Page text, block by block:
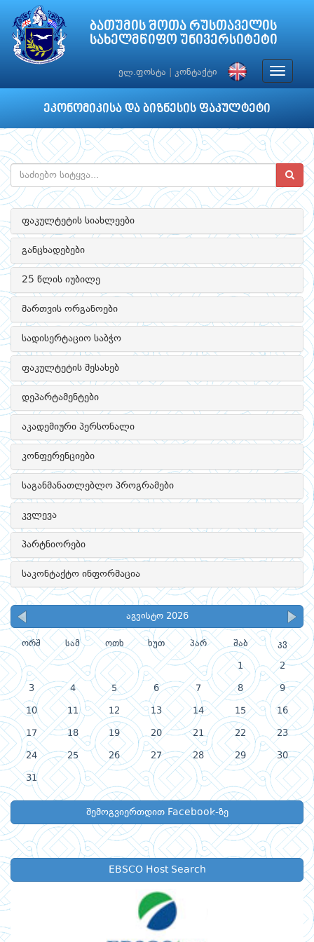
ბათუმის შოთა რუსთაველის
სახელმწიფო უნივერსიტეტი
ელ.ფოსტა კონტაქტი
Toggle
ეკონომიკისა და ბიზნესის ფაკულტეტი
ფაკულტეტის სიახლეები
განცხადებები
25 წლის იუბილე
მართვის ორგანოები
სადისერტაციო საბჭო
ფაკულტეტის შესახებ
დეპარტამენტები
აკადემიური პერსონალი
კონფერენციები
საგანმანათლებლო პროგრამები
კვლევა
პარტნიორები
საკონტაქტო ინფორმაცია
აგვისტო 2026
ორშ სამ ოთხ ხუთ პარ შაბ კვ
1 2
3 4 5 6 7 8 9
10 11 12 13 14 15 16
17 18 19 20 21 22 23
24 25 26 27 28 29 30
31
შემოგვიერთდით Facebook-ზე
EBSCO Host Search